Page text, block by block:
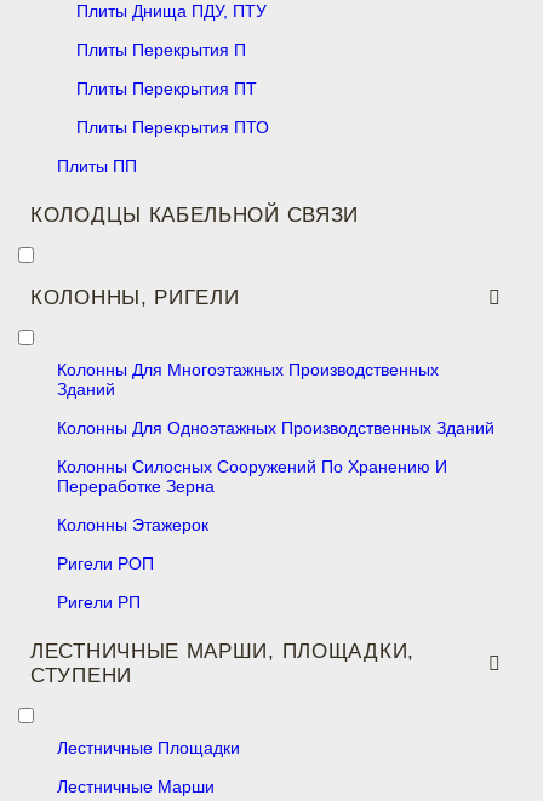
Плиты Днища ПДУ, ПТУ
Плиты Перекрытия П
Плиты Перекрытия ПТ
Плиты Перекрытия ПТО
Плиты ПП
КОЛОДЦЫ КАБЕЛЬНОЙ СВЯЗИ
КОЛОННЫ, РИГЕЛИ
Колонны Для Многоэтажных Производственных
Зданий
Колонны Для Одноэтажных Производственных Зданий
Колонны Силосных Сооружений По Хранению И
Переработке Зерна
Колонны Этажерок
Ригели РОП
Ригели РП
ЛЕСТНИЧНЫЕ МАРШИ, ПЛОЩАДКИ,
СТУПЕНИ
Лестничные Площадки
Лестничные Марши